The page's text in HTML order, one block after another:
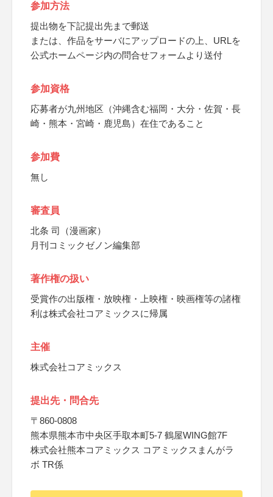
参加方法
提出物を下記提出先まで郵送
または、作品をサーバにアップロードの上、URLを
公式ホームページ内の問合せフォームより送付
参加資格
応募者が九州地区（沖縄含む福岡・大分・佐賀・長
崎・熊本・宮崎・鹿児島）在住であること
参加費
無し
審査員
北条 司（漫画家）
月刊コミックゼノン編集部
著作権の扱い
受賞作の出版権・放映権・上映権・映画権等の諸権
利は株式会社コアミックスに帰属
主催
株式会社コアミックス
提出先・問合先
〒860-0808
熊本県熊本市中央区手取本町5-7 鶴屋WING館7F
株式会社熊本コアミックス コアミックスまんがラ
ボ TR係